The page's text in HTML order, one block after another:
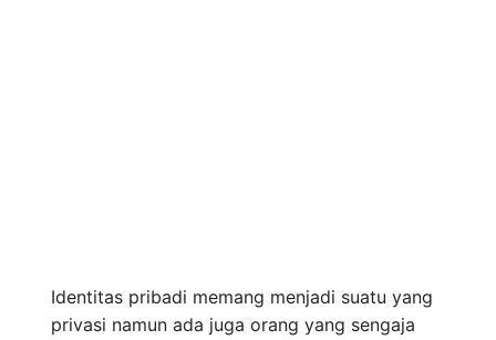
Identitas pribadi memang menjadi suatu yang
privasi namun ada juga orang yang sengaja